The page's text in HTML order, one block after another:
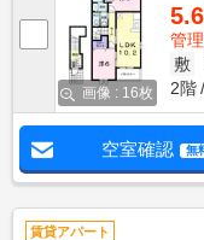
画像 : 16枚
管
敷
2階
空室確認 無
賃貸アパート